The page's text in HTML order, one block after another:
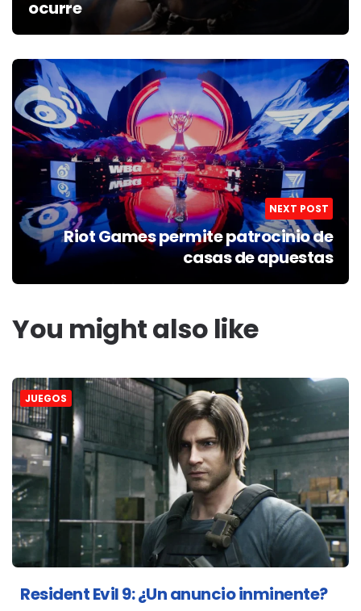
ocurre
NEXT POST
Riot Games permite patrocinio de
casas de apuestas
You might also like
JUEGOS
Resident Evil 9: ¿Un anuncio inminente?